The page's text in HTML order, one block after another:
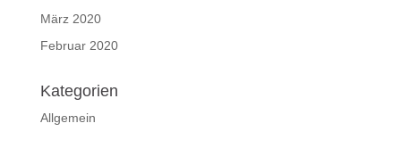
März 2020
Februar 2020
Kategorien
Allgemein